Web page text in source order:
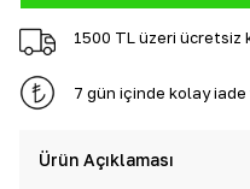
1500 TL üzeri ücretsiz
7 gün içinde kolay iade
Ürün Açıklaması